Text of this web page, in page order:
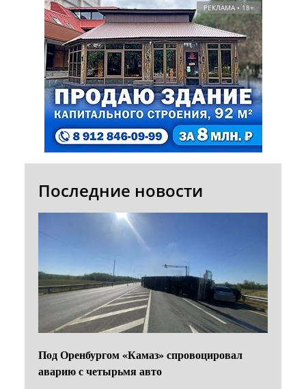
РЕКЛАМА • 18+
Последние новости
Под Оренбургом «Камаз» спровоцировал
аварию с четырьмя авто